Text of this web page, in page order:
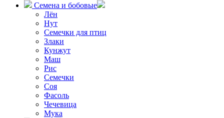
Семена и бобовые
Лён
Нут
Семечки для птиц
Злаки
Кунжут
Маш
Рис
Семечки
Соя
Фасоль
Чечевица
Мука